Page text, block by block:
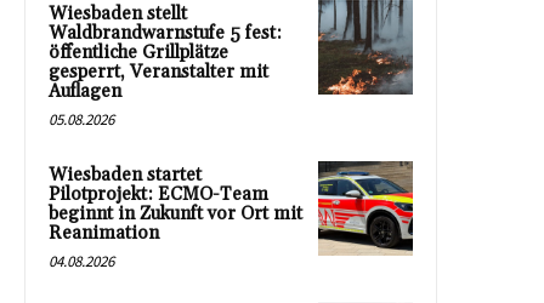
Wiesbaden stellt
Waldbrandwarnstufe 5 fest:
öffentliche Grillplätze
gesperrt, Veranstalter mit
Auflagen
05.08.2026
Wiesbaden startet
Pilotprojekt: ECMO-Team
beginnt in Zukunft vor Ort mit
Reanimation
04.08.2026